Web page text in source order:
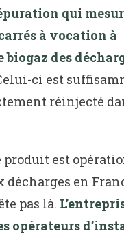
qui
à vocation à
des
ci est
réinjecté
produit est
décharges en
pas là.
opérateurs